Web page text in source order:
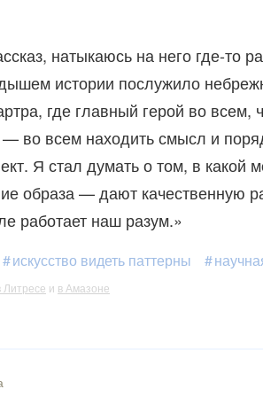
натыкаюсь на него где-то
истории послужило
где главный герой во
во всем находить смысл и
Я стал думать о том, в
образа — дают качественную
работает наш разум.»
искусство видеть паттерны
Литресе и в Амазоне